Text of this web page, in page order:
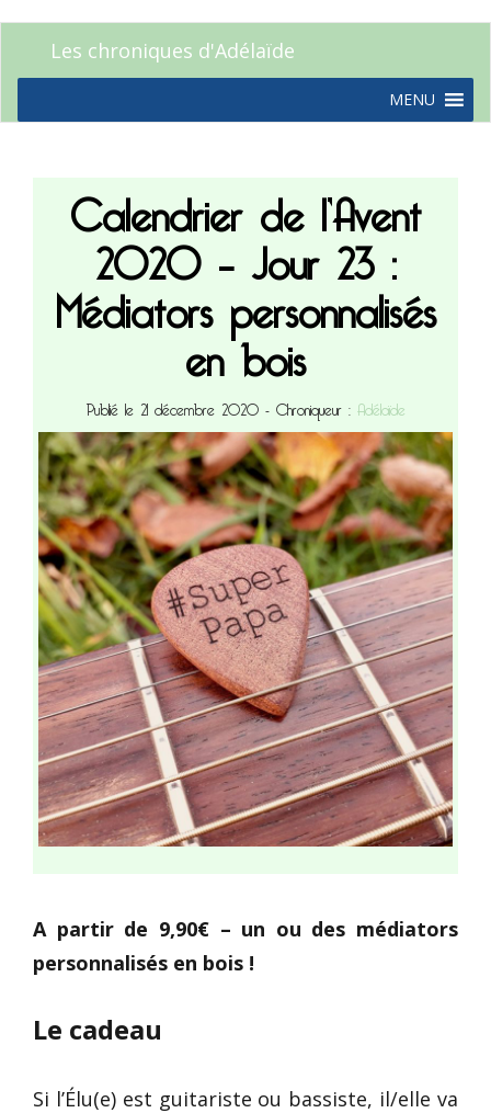
Les chroniques d'Adélaïde
MENU
Calendrier de l’Avent
2020 – Jour 23 :
Médiators personnalisés
en bois
Publié le 21 décembre 2020- Chroniqueur :Adélaïde
A partir de 9,90€ – un ou des médiators
personnalisés en bois !
Le cadeau
Si l’Élu(e) est guitariste ou bassiste, il/elle va